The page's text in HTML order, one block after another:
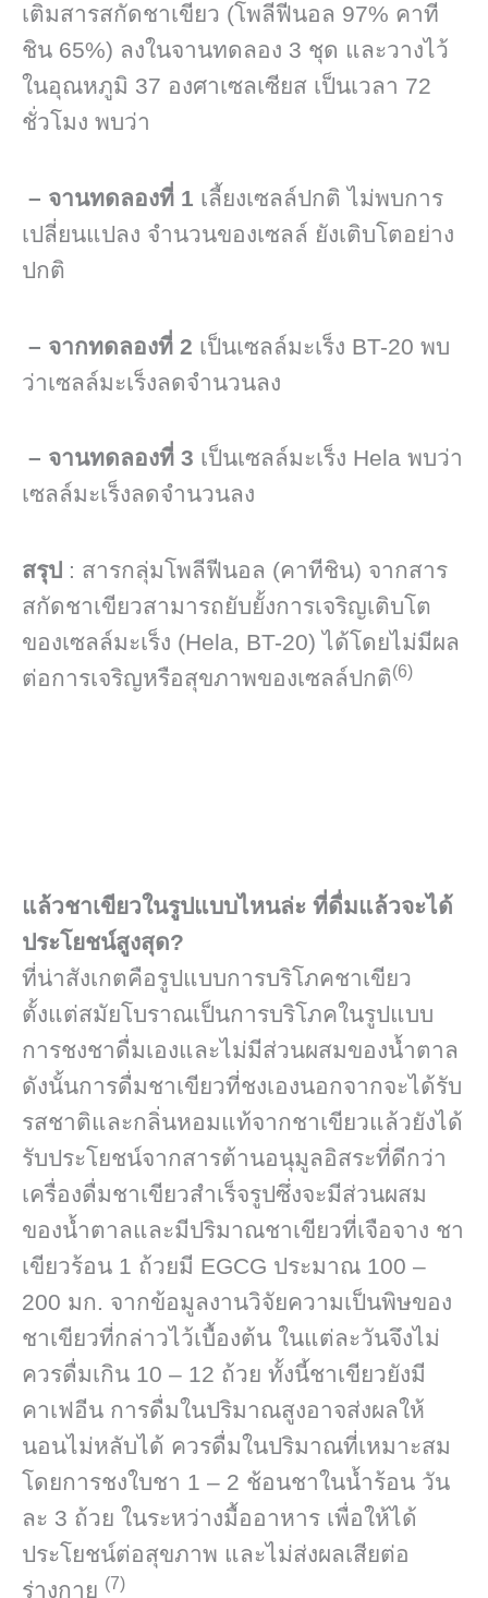
เติมสารสกัดชาเขียว (โพลีฟีนอล 97% คาที
ชิน 65%) ลงในจานทดลอง 3 ชุด และวางไว้
ในอุณหภูมิ 37 องศาเซลเซียส เป็นเวลา 72
ชั่วโมง พบว่า
– จานทดลองที่ 1 เลี้ยงเซลล์ปกติ ไม่พบการ
เปลี่ยนแปลง จำนวนของเซลล์ ยังเติบโตอย่าง
ปกติ
– จากทดลองที่ 2 เป็นเซลล์มะเร็ง BT-20 พบ
ว่าเซลล์มะเร็งลดจำนวนลง
– จานทดลองที่ 3 เป็นเซลล์มะเร็ง Hela พบว่า
เซลล์มะเร็งลดจำนวนลง
สรุป : สารกลุ่มโพลีฟีนอล (คาทีชิน) จากสาร
สกัดชาเขียวสามารถยับยั้งการเจริญเติบโต
ของเซลล์มะเร็ง (Hela, BT-20) ได้โดยไม่มีผล
ต่อการเจริญหรือสุขภาพของเซลล์ปกติ(6)
แล้วชาเขียวในรูปแบบไหนล่ะ ที่ดื่มแล้วจะได้
ประโยชน์สูงสุด?
ที่น่าสังเกตคือรูปแบบการบริโภคชาเขียว
ตั้งแต่สมัยโบราณเป็นการบริโภคในรูปแบบ
การชงชาดื่มเองและไม่มีส่วนผสมของน้ำตาล
ดังนั้นการดื่มชาเขียวที่ชงเองนอกจากจะได้รับ
รสชาติและกลิ่นหอมแท้จากชาเขียวแล้วยังได้
รับประโยชน์จากสารต้านอนุมูลอิสระที่ดีกว่า
เครื่องดื่มชาเขียวสำเร็จรูปซึ่งจะมีส่วนผสม
ของน้ำตาลและมีปริมาณชาเขียวที่เจือจาง ชา
เขียวร้อน 1 ถ้วยมี EGCG ประมาณ 100 –
200 มก. จากข้อมูลงานวิจัยความเป็นพิษของ
ชาเขียวที่กล่าวไว้เบื้องต้น ในแต่ละวันจึงไม่
ควรดื่มเกิน 10 – 12 ถ้วย ทั้งนี้ชาเขียวยังมี
คาเฟอีน การดื่มในปริมาณสูงอาจส่งผลให้
นอนไม่หลับได้ ควรดื่มในปริมาณที่เหมาะสม
โดยการชงใบชา 1 – 2 ช้อนชาในน้ำร้อน วัน
ละ 3 ถ้วย ในระหว่างมื้ออาหาร เพื่อให้ได้
ประโยชน์ต่อสุขภาพ และไม่ส่งผลเสียต่อ
ร่างกาย (7)